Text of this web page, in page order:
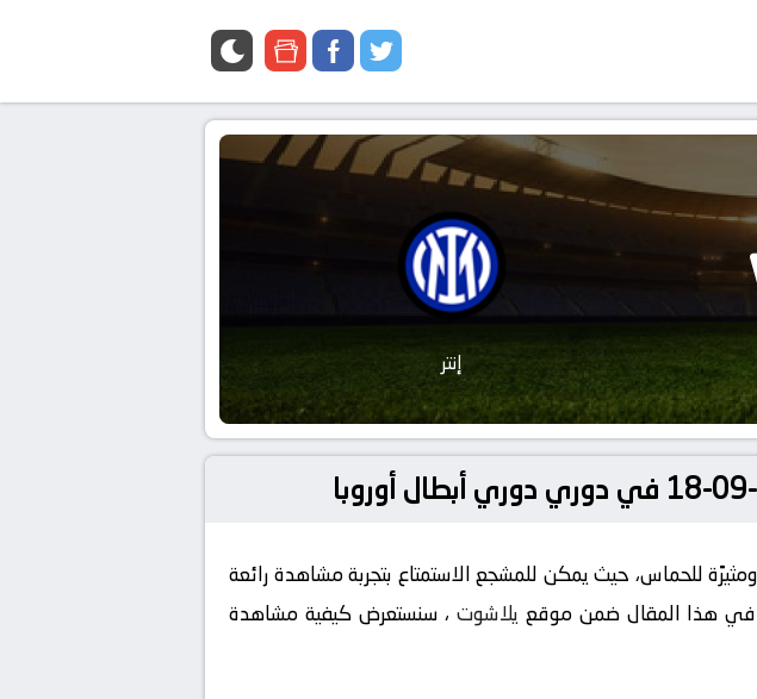
twitter
facebook
google
إنتر
للحماس، حيث يمكن للمشجع الاستمتاع بتجربة مشاهدة رائعة
يلاشوت، سنستعرض كيفية مشاهدة